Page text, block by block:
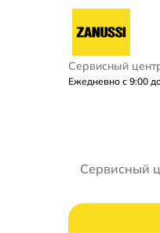
Сервисный
Ежедневно с 9:00
Сервисный